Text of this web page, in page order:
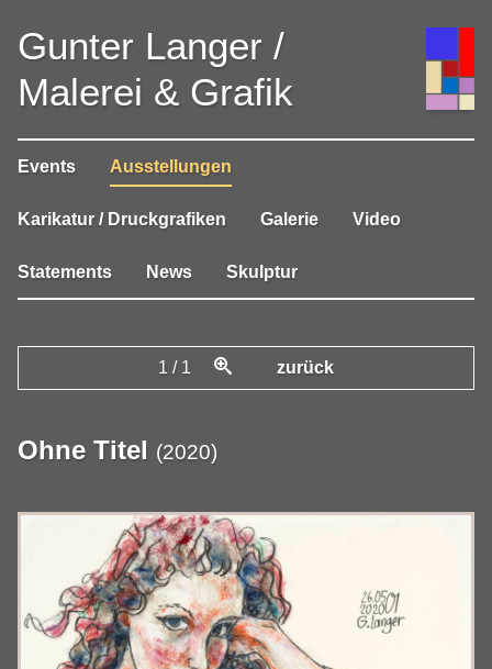
Gunter Langer /
Malerei & Grafik
Events Ausstellungen
Karikatur / Druckgrafiken Galerie Video
Statements News Skulptur
1 / 1 zurück
Ohne Titel (2020)